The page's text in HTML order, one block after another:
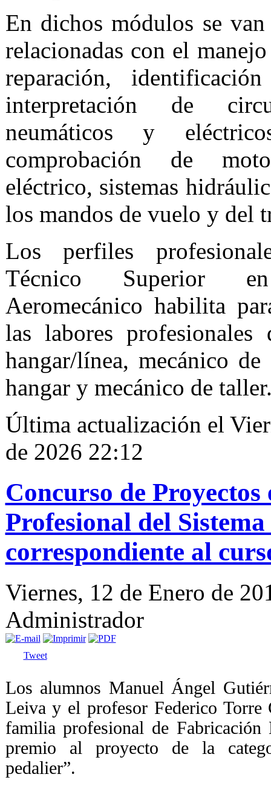
En dichos módulos se
relacionadas con el
reparación,
interpretación de
neumáticos y
comprobación de
eléctrico, sistemas
los mandos de vuelo y del
Los perfiles
Técnico Superior en
Aeromecánico habilita
las labores
hangar/línea, mecánico
hangar y mecánico de
Última actualización el
de 2026 22:12
Concurso de
Profesional del
correspondiente al
Viernes, 12 de Enero de
Administrador
Tweet
Los alumnos Manuel Ángel
Leiva y el profesor Federico Torre
familia profesional de Fabricación
premio al proyecto de la
pedalier”.